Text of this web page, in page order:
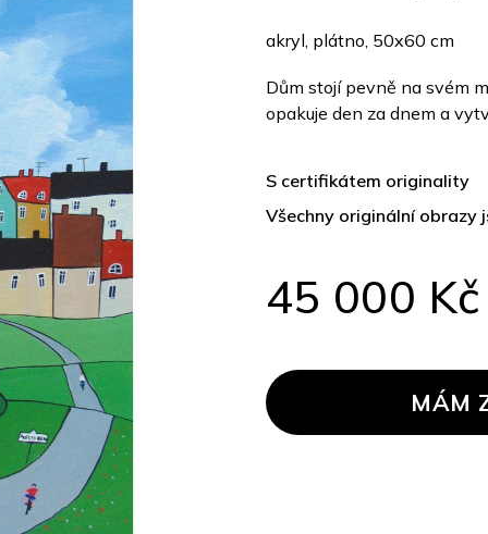
S certifikátem originality
Všechny originální
45 000 Kč
cena:
MÁM
akryl, plátno, 50x60 cm
Dům stojí pevně na svém
opakuje den za dnem a